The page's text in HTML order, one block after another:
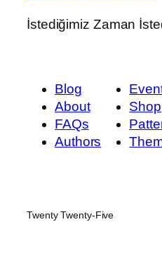
İstediğimiz Zaman
Blog
About
FAQs
Authors
Shop
Twenty Twenty-Five